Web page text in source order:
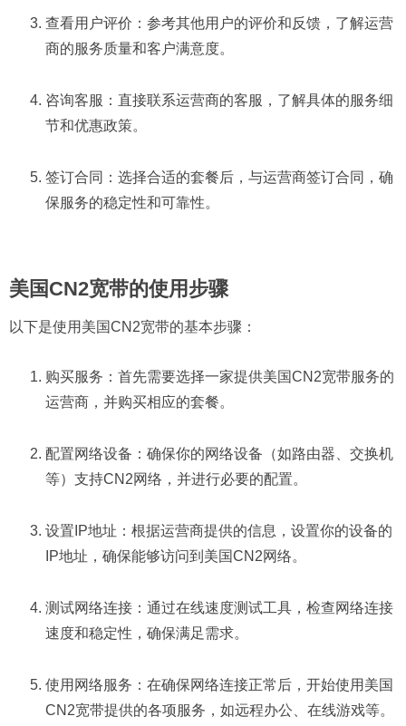
查看用户评价：参考其他用户的评价和反馈，了解运营
商的服务质量和客户满意度。
咨询客服：直接联系运营商的客服，了解具体的服务细
节和优惠政策。
签订合同：选择合适的套餐后，与运营商签订合同，确
保服务的稳定性和可靠性。
美国CN2宽带的使用步骤
以下是使用美国CN2宽带的基本步骤：
购买服务：首先需要选择一家提供美国CN2宽带服务的
运营商，并购买相应的套餐。
配置网络设备：确保你的网络设备（如路由器、交换机
等）支持CN2网络，并进行必要的配置。
设置IP地址：根据运营商提供的信息，设置你的设备的
IP地址，确保能够访问到美国CN2网络。
测试网络连接：通过在线速度测试工具，检查网络连接
速度和稳定性，确保满足需求。
使用网络服务：在确保网络连接正常后，开始使用美国
CN2宽带提供的各项服务，如远程办公、在线游戏等。